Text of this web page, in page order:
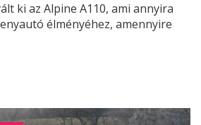
ki az Alpine A110, ami annyira
élményéhez, amennyire